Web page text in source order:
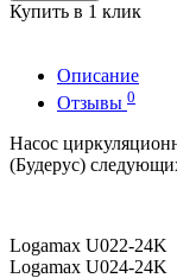
Купить в 1 клик
Описание
Отзывы 0
Насос
(Будерус)
Logamax U022-24K
Logamax U024-24K